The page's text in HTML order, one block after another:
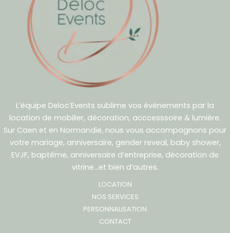
L’équipe Deloc’Events sublime vos évènements par la
location de mobilier, décoration, acccesssoire & lumière.
Sur Caen et en Normandie, nous vous accompagnons pour
votre mariage, anniversaire, gender reveal, baby shower,
EVJF, baptême, anniversaire d’entreprise, décoration de
vitrine…et bien d’autres.
LOCATION
NOS SERVICES
PERSONNALISATION
CONTACT